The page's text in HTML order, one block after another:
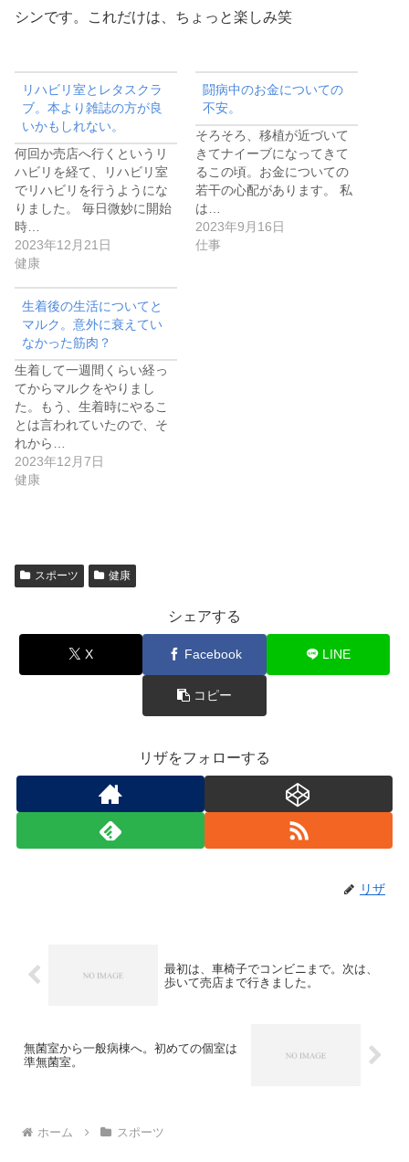
シンです。これだけは、ちょっと楽しみ笑
リハビリ室とレタスクラ
ブ。本より雑誌の方が良
いかもしれない。
何回か売店へ行くというリ
ハビリを経て、リハビリ室
でリハビリを行うようにな
りました。 毎日微妙に開始
時…
2023年12月21日
健康
闘病中のお金についての
不安。
そろそろ、移植が近づいて
きてナイーブになってきて
るこの頃。お金についての
若干の心配があります。 私
は…
2023年9月16日
仕事
生着後の生活についてと
マルク。意外に衰えてい
なかった筋肉？
生着して一週間くらい経っ
てからマルクをやりまし
た。もう、生着時にやるこ
とは言われていたので、そ
れから…
2023年12月7日
健康
スポーツ 健康
シェアする
X Facebook LINE
コピー
リザをフォローする
リザ
最初は、車椅子でコンビニまで。次は、
歩いて売店まで行きました。
無菌室から一般病棟へ。初めての個室は
準無菌室。
ホーム スポーツ